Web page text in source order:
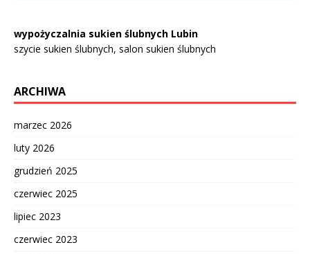
wypożyczalnia sukien ślubnych Lubin
szycie sukien ślubnych, salon sukien ślubnych
ARCHIWA
marzec 2026
luty 2026
grudzień 2025
czerwiec 2025
lipiec 2023
czerwiec 2023